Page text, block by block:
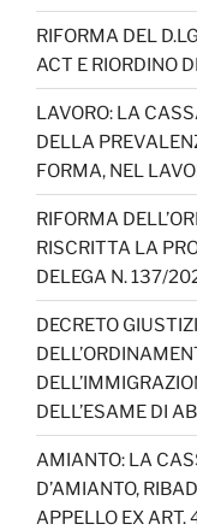
b
o
o
k
a
m
k
RIFORMA DEL
ACT E RIORDINO
LAVORO: LA
DELLA
FORMA, NEL
RIFORMA
RISCRITTA LA
DELEGA N. 137/
DECRETO
DELL’ESAME DI
AMIANTO: LA
D’AMIANTO,
APPELLO EX ART.